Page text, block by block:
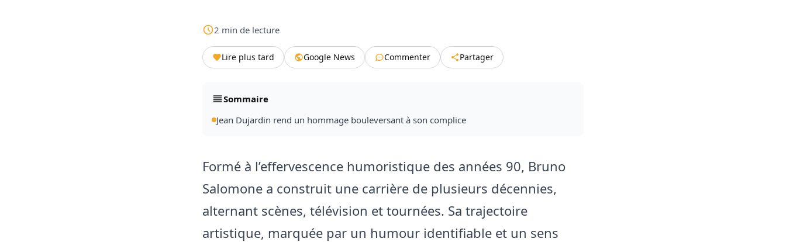
2 min de lecture
Lire plus tard Google News Commenter Partager
Sommaire
Jean Dujardin rend un hommage bouleversant à son complice
Formé à l’effervescence humoristique des années 90, Bruno
Salomone a construit une carrière de plusieurs décennies,
alternant scènes, télévision et tournées. Sa trajectoire
artistique, marquée par un humour identifiable et un sens